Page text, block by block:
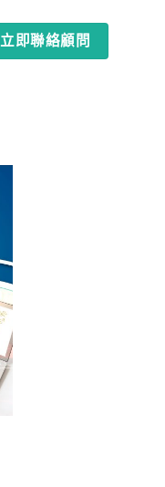
立即聯絡顧問